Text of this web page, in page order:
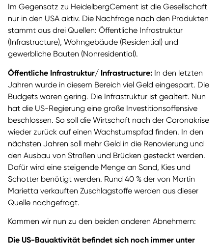
Im Gegensatz zu HeidelbergCement ist die Gesellschaft
nur in den USA aktiv. Die Nachfrage nach den Produkten
stammt aus drei Quellen: Öffentliche Infrastruktur
(Infrastructure), Wohngebäude (Residential) und
gewerbliche Bauten (Nonresidential).
Öffentliche Infrastruktur/ Infrastructure: In den letzten
Jahren wurde in diesem Bereich viel Geld eingespart. Die
Budgets waren gering. Die Infrastruktur ist gealtert. Nun
hat die US-Regierung eine große Investitionsoffensive
beschlossen. So soll die Wirtschaft nach der Coronakrise
wieder zurück auf einen Wachstumspfad finden. In den
nächsten Jahren soll mehr Geld in die Renovierung und
den Ausbau von Straßen und Brücken gesteckt werden.
Dafür wird eine steigende Menge an Sand, Kies und
Schotter benötigt werden. Rund 40 % der von Martin
Marietta verkauften Zuschlagstoffe werden aus dieser
Quelle nachgefragt.
Kommen wir nun zu den beiden anderen Abnehmern:
Die US-Bauaktivität befindet sich noch immer unter